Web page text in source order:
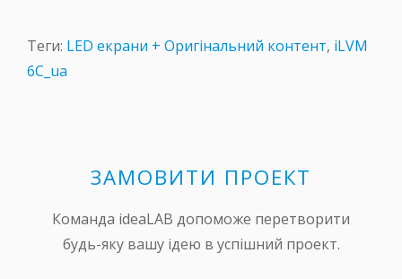
Теги: LED екрани + Оригінальний контент, iLVM
6C_ua
ЗАМОВИТИ ПРОЕКТ
Команда ideaLAB допоможе перетворити
будь-яку вашу ідею в успішний проект.